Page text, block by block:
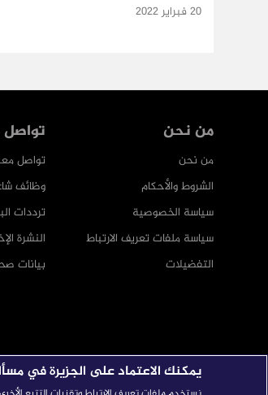
20 فبراير 2022
من نحن
من نحن
الشروط والأحكام
سياسة الخصوصية
سياسة ملفات تعريف الارتباط
التفضيلات
تواصل
تواصل
وظائف
ترددات
النشرة
بيانات
يمكنك الاعتماد على الجزيرة في